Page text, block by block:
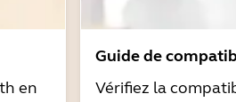
en
Guide de
Vérifiez la